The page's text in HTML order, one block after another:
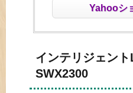
Yahooシ
インテリジェン
SWX2300